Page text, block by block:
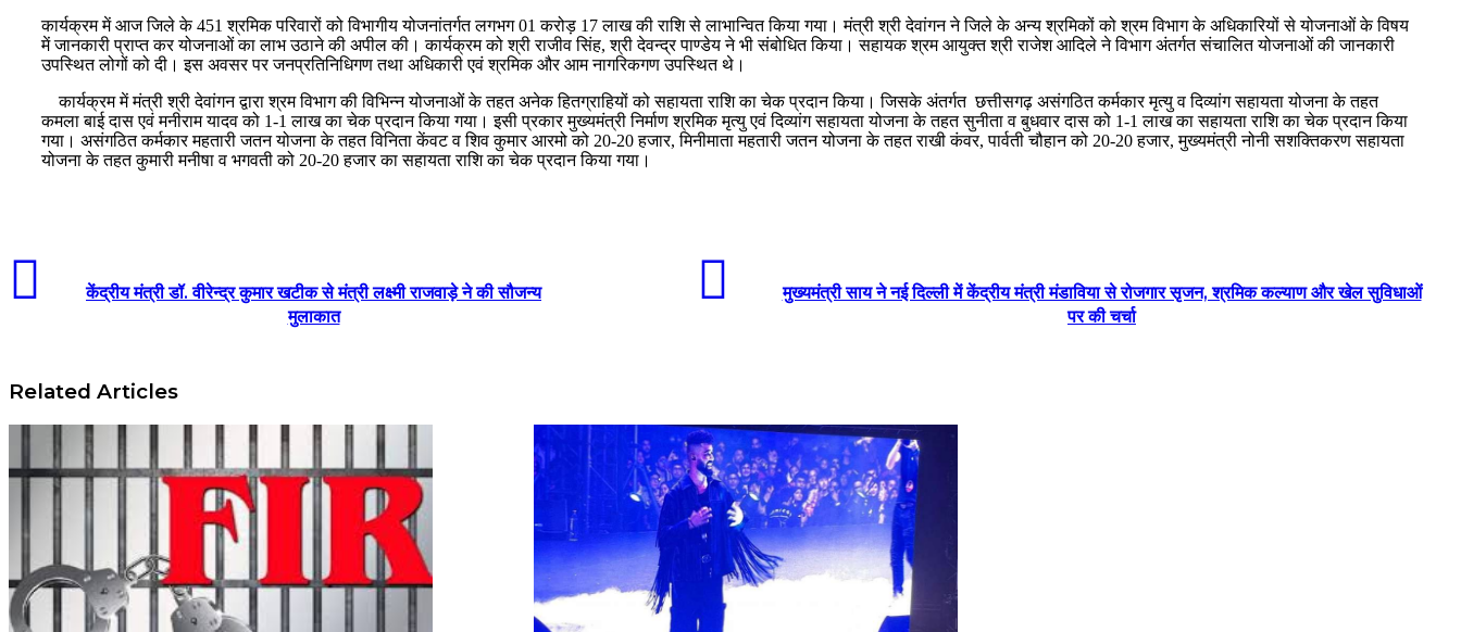
कार्यक्रम में आज जिले के 451 श्रमिक परिवारों को विभागीय योजनांतर्गत लगभग 01 करोड़ 17 लाख की राशि से लाभान्वित किया गया। मंत्री श्री देवांगन ने जिले के अन्य श्रमिकों को श्रम विभाग के अधिकारियों से योजनाओं के विषय
में जानकारी प्राप्त कर योजनाओं का लाभ उठाने की अपील की। कार्यक्रम को श्री राजीव सिंह, श्री देवन्द्र पाण्डेय ने भी संबोधित किया। सहायक श्रम आयुक्त श्री राजेश आदिले ने विभाग अंतर्गत संचालित योजनाओं की जानकारी
उपस्थित लोगों को दी। इस अवसर पर जनप्रतिनिधिगण तथा अधिकारी एवं श्रमिक और आम नागरिकगण उपस्थित थे।
कार्यक्रम में मंत्री श्री देवांगन द्वारा श्रम विभाग की विभिन्न योजनाओं के तहत अनेक हितग्राहियों को सहायता राशि का चेक प्रदान किया। जिसके अंतर्गत छत्तीसगढ़ असंगठित कर्मकार मृत्यु व दिव्यांग सहायता योजना के तहत
कमला बाई दास एवं मनीराम यादव को 1-1 लाख का चेक प्रदान किया गया। इसी प्रकार मुख्यमंत्री निर्माण श्रमिक मृत्यु एवं दिव्यांग सहायता योजना के तहत सुनीता व बुधवार दास को 1-1 लाख का सहायता राशि का चेक प्रदान किया
गया। असंगठित कर्मकार महतारी जतन योजना के तहत विनिता केंवट व शिव कुमार आरमो को 20-20 हजार, मिनीमाता महतारी जतन योजना के तहत राखी कंवर, पार्वती चौहान को 20-20 हजार, मुख्यमंत्री नोनी सशक्तिकरण सहायता
योजना के तहत कुमारी मनीषा व भगवती को 20-20 हजार का सहायता राशि का चेक प्रदान किया गया।
केंद्रीय मंत्री डॉ. वीरेन्द्र कुमार खटीक से मंत्री लक्ष्मी राजवाड़े ने की सौजन्य
मुलाकात
मुख्यमंत्री साय ने नई दिल्ली में केंद्रीय मंत्री मंडाविया से रोजगार सृजन, श्रमिक कल्याण और खेल सुविधाओं
पर की चर्चा
Related Articles